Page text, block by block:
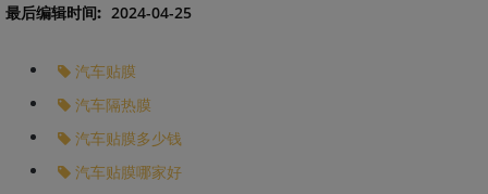
最后编辑时间: 2024-04-25
汽车贴膜
汽车隔热膜
汽车贴膜多少钱
汽车贴膜哪家好